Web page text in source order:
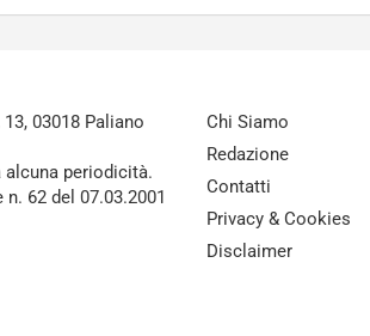
03018 Paliano
periodicità.
62 del 07.03.2001
Chi Siamo
Redazione
Contatti
Privacy & Cookies
Disclaimer